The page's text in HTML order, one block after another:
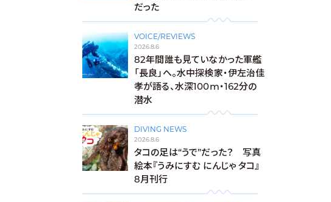
だった
VOICE/REVIEWS
2026.8.6
82年間誰も見ていなかった軍艦
「長良」へ。水中探検家・伊左治佳
孝が語る、水深100m・162分の
潜水
DIVING NEWS
2026.8.6
タコの足は“うで”だった？ 写真
絵本『うみにすむ にんじゃ タコ』
8月刊行